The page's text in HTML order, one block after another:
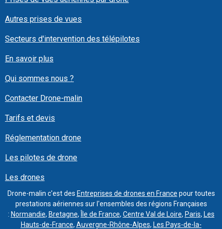
Autres prises de vues
Secteurs d'intervention des télépilotes
En savoir plus
Qui sommes nous ?
Contacter Drone-malin
Tarifs et devis
Réglementation drone
Les pilotes de drone
Les drones
Drone-malin c'est des Entreprises de drones en France pour toutes
prestations aériennes sur l'ensembles des régions Françaises
: Normandie, Bretagne, Île de France, Centre Val de Loire, Paris, Les
Hauts-de-France, Auvergne-Rhône-Alpes, Les Pays-de-la-